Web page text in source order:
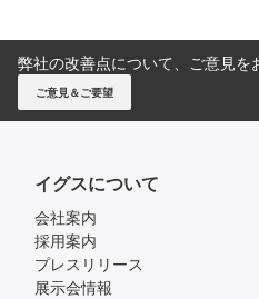
弊社の改善点について、ご意見を
ご意見＆ご要望
イグスについて
会社案内
採用案内
プレスリリース
展示会情報